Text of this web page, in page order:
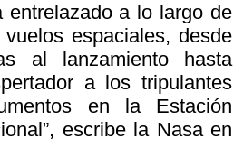
entrelazado a lo largo de
espaciales, desde
al lanzamiento hasta
a los tripulantes
en la Estación
escribe la Nasa en